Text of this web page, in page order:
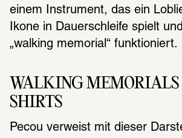
einem Instru­ment, das ein
Ikone in Dauer­schleife spielt
„walking memo­rial“ funk­tio­niert.
WALKING
SHIRTS
Pecou verweist mit dieser